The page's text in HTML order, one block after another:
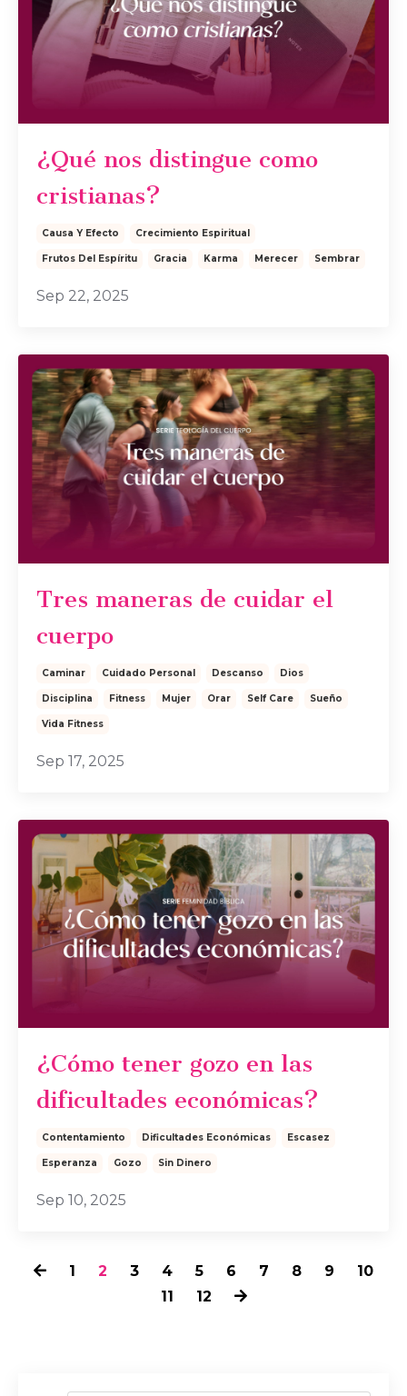
¿Qué nos distingue como
cristianas?
Causa Y Efecto Crecimiento Espiritual
Frutos Del Espíritu Gracia Karma Merecer Sembrar
Sep 22, 2025
Tres maneras de cuidar el
cuerpo
Caminar Cuidado Personal Descanso Dios
Disciplina Fitness Mujer Orar Self Care Sueño
Vida Fitness
Sep 17, 2025
¿Cómo tener gozo en las
dificultades económicas?
Contentamiento Dificultades Económicas Escasez
Esperanza Gozo Sin Dinero
Sep 10, 2025
1 2 3 4 5 6 7 8 9
10
11
12